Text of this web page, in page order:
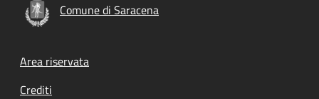
Comune di Saracena
Footer menu
Area riservata
Crediti